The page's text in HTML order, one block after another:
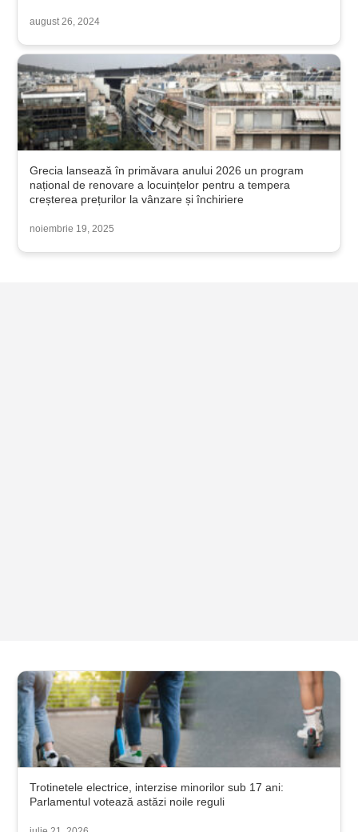
august 26, 2024
Grecia lansează în primăvara anului 2026 un program
național de renovare a locuințelor pentru a tempera
creșterea prețurilor la vânzare și închiriere
noiembrie 19, 2025
Trotinetele electrice, interzise minorilor sub 17 ani:
Parlamentul votează astăzi noile reguli